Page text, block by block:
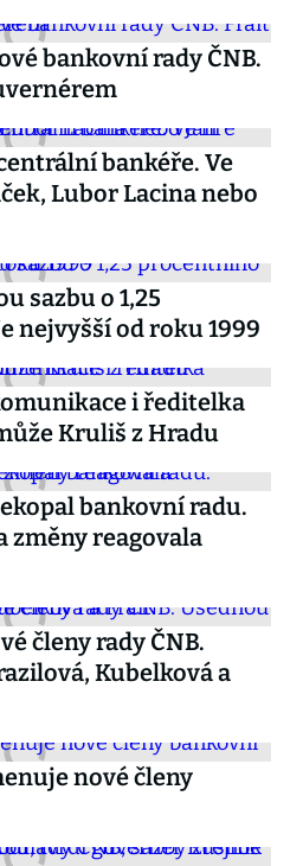
bankovní rady ČNB.
bankéře. Ve
Lubor Lacina nebo
sazbu o 1,25
nejvyšší od roku 1999
i ředitelka
Kruliš z Hradu
bankovní radu.
reagovala
členy rady ČNB.
Kubelková a
nové členy